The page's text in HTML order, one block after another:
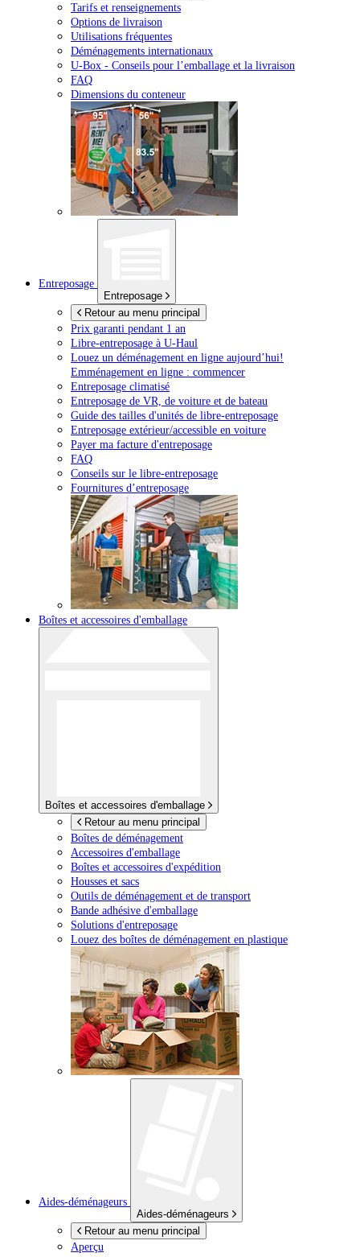
Tarifs et renseignements
Options de livraison
Utilisations fréquentes
Déménagements internationaux
U-Box - Conseils pour l’emballage et la livraison
FAQ
Dimensions du conteneur
Entreposage
Entreposage
Retour au menu principal
Prix garanti pendant 1 an
Libre-entreposage à U-Haul
Louez un déménagement en ligne aujourd’hui!
Emménagement en ligne : commencer
Entreposage climatisé
Entreposage de VR, de voiture et de bateau
Guide des tailles d'unités de libre-entreposage
Entreposage extérieur/accessible en voiture
Payer ma facture d'entreposage
FAQ
Conseils sur le libre-entreposage
Fournitures d’entreposage
Boîtes et accessoires d'emballage
Boîtes et accessoires d'emballage
Retour au menu principal
Boîtes de déménagement
Accessoires d'emballage
Boîtes et accessoires d'expédition
Housses et sacs
Outils de déménagement et de transport
Bande adhésive d'emballage
Solutions d'entreposage
Louez des boîtes de déménagement en plastique
Aides-déménageurs
Aides-déménageurs
Retour au menu principal
Aperçu